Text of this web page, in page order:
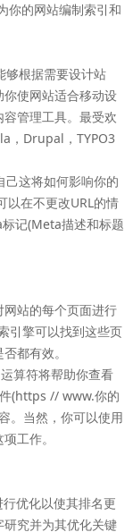
你的网站编制索引和
根据需要设计站
使网站适合移动设
管理工具。最受欢
，Drupal，TYPO3
这将如何影响你的
以在不更改URL的情
记(Meta描述和标题
站的每个页面进行
引擎可以找到这些页
都有效。
算符将帮助你查看
(https // www.你的
。当然，你可以使用
工作。
优化以使其排名更
究并为其优化关键